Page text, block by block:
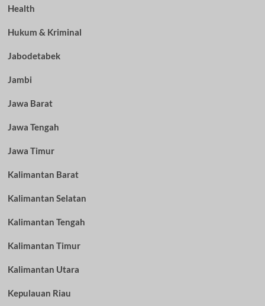
Health
Hukum & Kriminal
Jabodetabek
Jambi
Jawa Barat
Jawa Tengah
Jawa Timur
Kalimantan Barat
Kalimantan Selatan
Kalimantan Tengah
Kalimantan Timur
Kalimantan Utara
Kepulauan Riau